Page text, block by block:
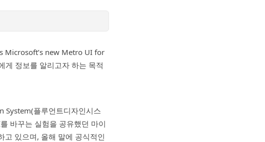
Microsoft’s new Metro UI for
게 정보를 알리고자 하는 목적
System(플루언트디자인시스
바꾸는 실험을 공유했던 마이
고 있으며, 올해 말에 공식적인